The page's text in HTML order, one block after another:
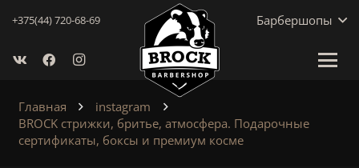
+375(44) 720-68-69 Барбершопы
Главная
instagram
BROCK стрижки, бритье, атмосфера. Подарочные
сертификаты, боксы и премиум косме